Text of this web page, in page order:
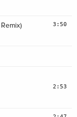
3:50
2:53